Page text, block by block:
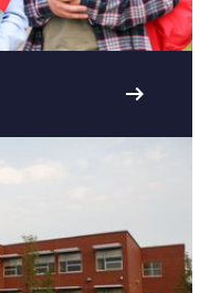
arrow_right_alt